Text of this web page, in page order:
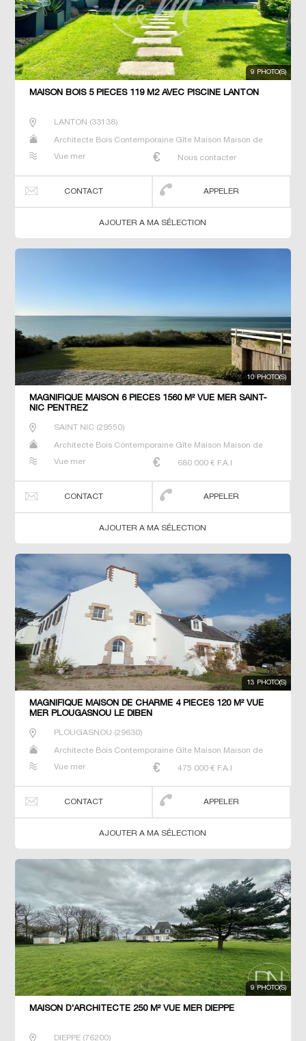
9 PHOTO(S)
MAISON BOIS 5 PIECES 119 M2 AVEC PISCINE LANTON
LANTON (33138)
Architecte Bois Contemporaine Gîte Maison Maison de
Vue mer
Nous contacter
CONTACT APPELER
AJOUTER A MA SÉLECTION
10 PHOTO(S)
MAGNIFIQUE MAISON 6 PIECES 1560 M² VUE MER SAINT-
NIC PENTREZ
SAINT NIC(29550)
Architecte Bois Contemporaine Gîte Maison Maison de
Vue mer
680 000 € F.A.I
CONTACT APPELER
AJOUTER A MA SÉLECTION
13 PHOTO(S)
MAGNIFIQUE MAISON DE CHARME 4 PIECES 120 M² VUE
MER PLOUGASNOU LE DIBEN
PLOUGASNOU (29630)
Architecte Bois Contemporaine Gîte Maison Maison de
Vue mer
475 000 € F.A.I
CONTACT APPELER
AJOUTER A MA SÉLECTION
9 PHOTO(S)
MAISON D'ARCHITECTE 250 M² VUE MER DIEPPE
DIEPPE(76200)